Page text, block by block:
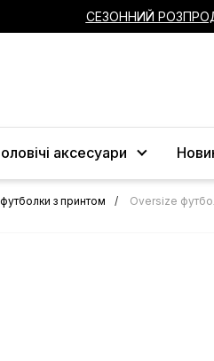
СЕЗОННИЙ
аксесуари
з принтом Oversize